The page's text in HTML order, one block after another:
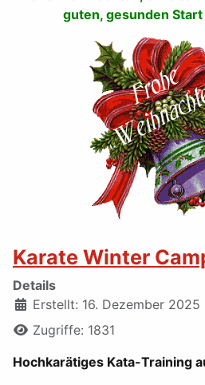
guten, gesunden
Karate Winter
Details
Erstellt: 16. Dezember 2025
Zugriffe: 1831
Hochkarätiges Kata-Training